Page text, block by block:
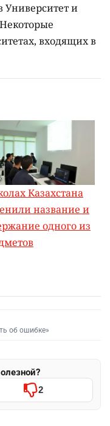
Университет и
входящих в
Казахстана
название и
одного из
об ошибке»
2